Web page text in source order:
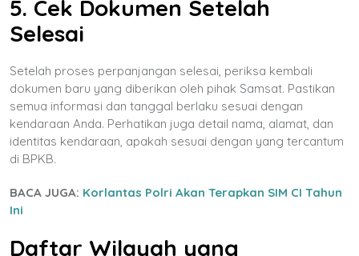
5. Cek Dokumen Setelah
Selesai
Setelah proses perpanjangan selesai, periksa kembali
dokumen baru yang diberikan oleh pihak Samsat. Pastikan
semua informasi dan tanggal berlaku sesuai dengan
kendaraan Anda. Perhatikan juga detail nama, alamat, dan
identitas kendaraan, apakah sesuai dengan yang tercantum
di BPKB.
BACA JUGA: Korlantas Polri Akan Terapkan SIM CI Tahun
Ini
Daftar Wilayah yang